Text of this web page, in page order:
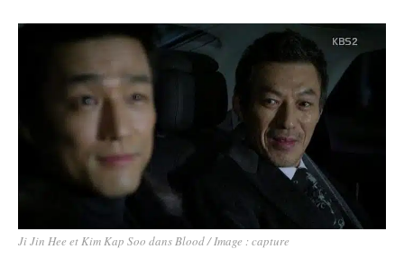
Ji Jin Hee et Kim Kap Soo dans Blood / Image : capture